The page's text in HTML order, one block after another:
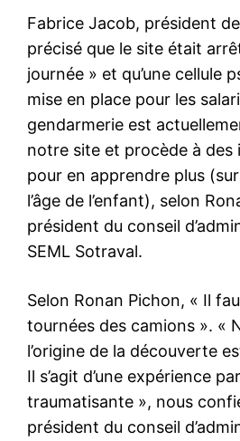
Fabrice Jacob, président
précisé que le site était
journée » et qu’une cellule
mise en place pour les
gendarmerie est
notre site et procède à des
pour en apprendre plus
l’âge de l’enfant), selon
président du conseil
SEML Sotraval.
Selon Ronan Pichon, « Il
tournées des camions ». «
l’origine de la découverte
Il s’agit d’une expérience
traumatisante », nous
président du conseil